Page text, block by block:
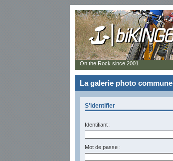
La galerie photo commune
S'identifier
Identifiant :
Mot de passe :
On the Rock since 2001